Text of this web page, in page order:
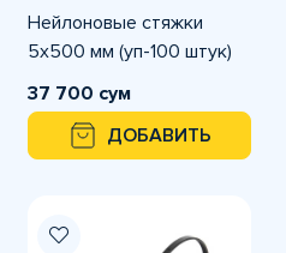
Нейлоновые стяжки
5х500 мм (уп-100 штук)
37 700 сум
ДОБАВИТЬ